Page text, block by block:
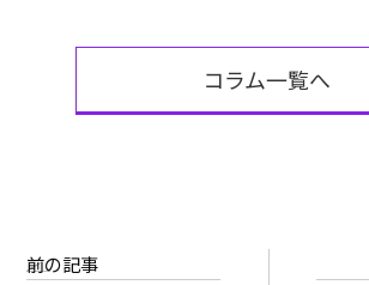
コラム一覧へ
前の記事